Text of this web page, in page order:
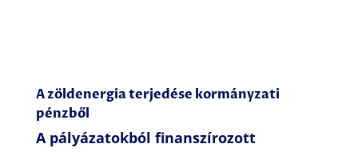
A zöldenergia terjedése kormányzati
pénzből
A pályázatokból finanszírozott